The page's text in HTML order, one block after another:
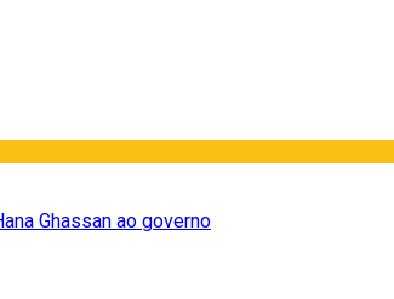
Ghassan ao governo